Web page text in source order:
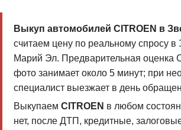
Выкуп автомобилей CITROEN в
считаем цену по реальному спросу в
Марий Эл. Предварительная оценка
фото занимает около 5 минут; при
специалист выезжает в день
Выкупаем CITROEN в любом
нет, после ДТП, кредитные,